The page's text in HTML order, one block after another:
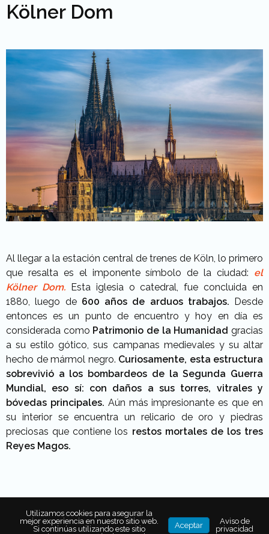
Kölner Dom
Al llegar a la estación central de trenes de Köln, lo primero
que resalta es el imponente símbolo de la ciudad: el
Kölner Dom.Esta iglesia o catedral, fue concluida en
1880, luego de 600 años de arduos trabajos. Desde
entonces es un punto de encuentro y hoy en día es
considerada como Patrimonio de la Humanidad gracias
a su estilo gótico, sus campanas medievales y su altar
hecho de mármol negro. Curiosamente, esta estructura
sobrevivió a los bombardeos de la Segunda Guerra
Mundial, eso sí: con daños a sus torres, vitrales y
bóvedas principales. Aún más impresionante es que en
su interior se encuentra un relicario de oro y piedras
preciosas que contiene los restos mortales de los tres
Reyes Magos.
Puente Hohenzollern
Utilizamos cookies para asegurar la
mejor experiencia en nuestro sitio web.
Si continúas utilizando este sitio
Aceptar
Aviso de
privacidad